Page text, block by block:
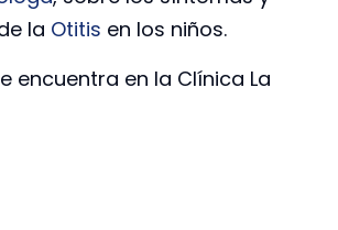
la Otitis en los niños.
encuentra en la Clínica La